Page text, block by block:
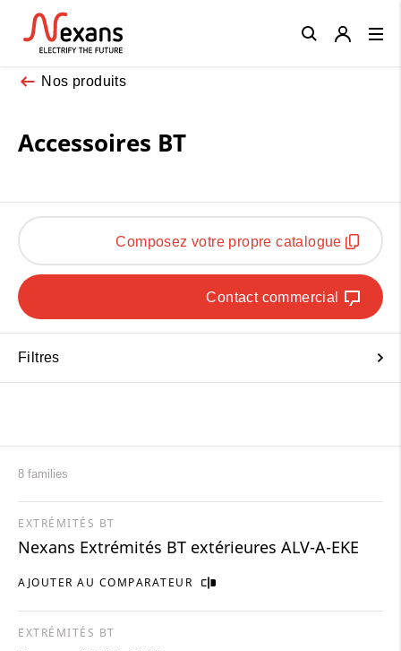
Nos produits
Accessoires BT
Composez votre propre catalogue
Contact commercial
Filtres
8 families
AJOUTER AU COMPARATEUR
EXTRÉMITÉS BT
Nexans Extrémités BT extérieures ALV-A-EKE
EXTRÉMITÉS BT
Close